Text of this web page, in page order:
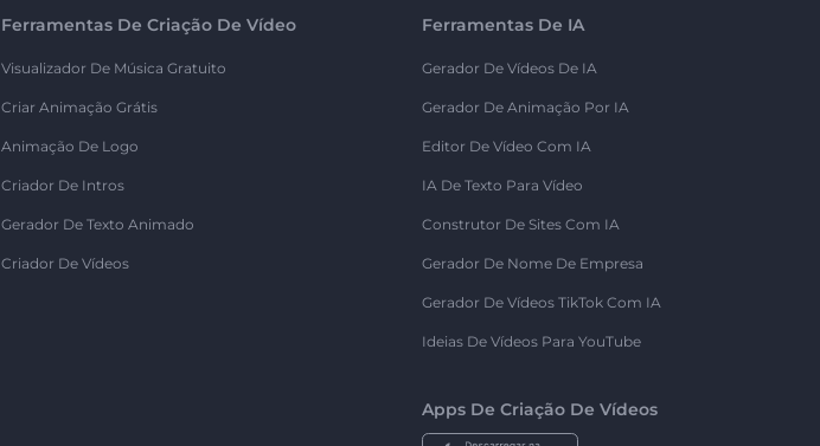
Ferramentas De Criação De Vídeo
Visualizador De Música Gratuito
Criar Animação Grátis
Animação De Logo
Criador De Intros
Gerador De Texto Animado
Criador De Vídeos
Ferramentas De IA
Gerador De Vídeos De IA
Gerador De Animação Por IA
Editor De Vídeo Com IA
IA De Texto Para Vídeo
Construtor De Sites Com IA
Gerador De Nome De Empresa
Gerador De Vídeos TikTok Com IA
Ideias De Vídeos Para YouTube
Apps De Criação De Vídeos